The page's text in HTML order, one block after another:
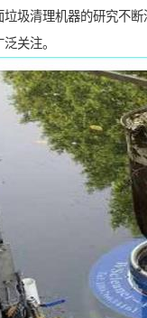
垃圾清理机器的研究不
关注。